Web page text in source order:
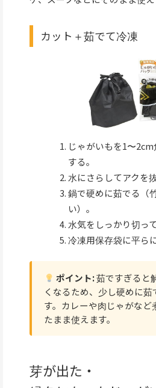
カット＋茹でて冷凍
じゃがいもを1〜
する。
水にさらしてアクを
鍋で硬めに茹でる（
い）。
水気をしっかり切っ
冷凍用保存袋に平ら
ポイント:茹ですぎると
くなるため、少し硬めに茹
す。カレーや肉じゃがなど
たまま使えます。
芽が出た・